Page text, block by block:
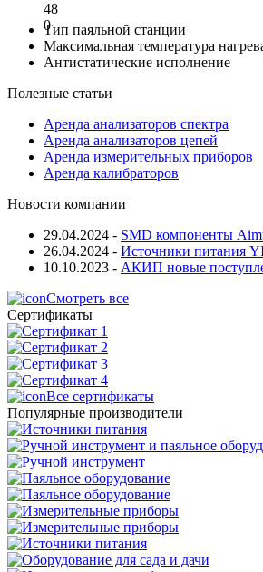
48
0
Тип паяльной станции
Максимальная температура
Антистатические исполнение
Полезные статьи
Аренда анализаторов спектра
Аренда анализаторов цепей
Аренда измерительных приборов
Аренда калибраторов
Новости компании
29.04.2024 - SMD компоненты
26.04.2024 - Источники питания
10.10.2023 - АКИП новые
Смотреть все
Сертификаты
Все сертификаты
Популярные производители